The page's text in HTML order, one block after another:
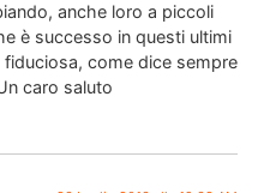
anche loro a piccoli
è successo in questi ultimi
come dice sempre
caro saluto